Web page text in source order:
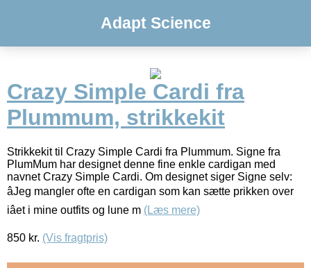
Adapt Science
Crazy Simple Cardi fra
Plummum, strikkekit
Strikkekit til Crazy Simple Cardi fra Plummum. Signe fra
PlumMum har designet denne fine enkle cardigan med
navnet Crazy Simple Cardi. Om designet siger Signe selv:
âJeg mangler ofte en cardigan som kan sætte prikken over
iâet i mine outfits og lune m (Læs mere)
850 kr. (Vis fragtpris)